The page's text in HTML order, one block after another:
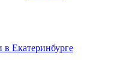
Екатеринбурге